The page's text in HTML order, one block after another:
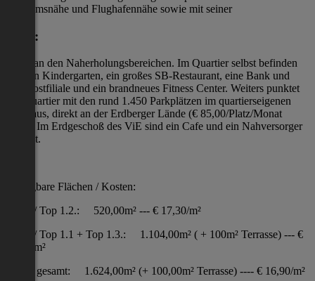
Zentrumsnähe und Flughafennähe sowie mit seiner
Lage:
direkt an den Naherholungsbereichen. Im Quartier selbst befinden
sich ein Kindergarten, ein großes SB-Restaurant, eine Bank und
eine Postfiliale und ein brandneues Fitness Center. Weiters punktet
das Quartier mit den rund 1.450 Parkplätzen im quartierseigenen
Parkhaus, direkt an der Erdberger Lände (€ 85,00/Platz/Monat
netto). Im Erdgeschoß des ViE sind ein Cafe und ein Nahversorger
geplant.
Verfügbare Flächen / Kosten:
1. OG/ Top 1.2.: 520,00m² --- € 17,30/m²
1. OG/ Top 1.1 + Top 1.3.: 1.104,00m² ( + 100m² Terrasse) --- €
16,90/m²
1. OG gesamt: 1.624,00m² (+ 100,00m² Terrasse) ---- € 16,90/m²